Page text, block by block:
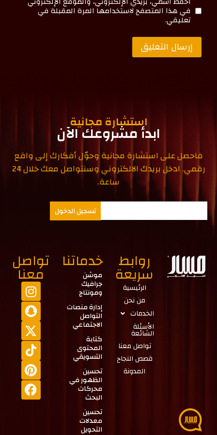
في هذا المتصفح لاستخدامها المرة المقبلة في
تعليقي.
استشارة مجانية
ابدأ مشروعك الآن
فاحصل على استشارة مجانية وحوّل أفكارك إلى واقع
رقمي. ادخل بريدك الالكتروني وسنتواصل معك خلال 24
ساعة.
تسجيل الدخول
تواصل
معنا
خدماتنا
موشن
جرافيك
ومونتاج
إدارة منصات
التواصل
الاجتماعي
كتابة
المحتوى
التسويقي
تحسين
الظهور في
محركات
البحث
تحسين
معدلات
التحويل
روابط
سريعة
الرئيسية
من نحن
الخدمات
الأسئلة
الشائعة
تواصل معنا
قصص النجاح
المدونة